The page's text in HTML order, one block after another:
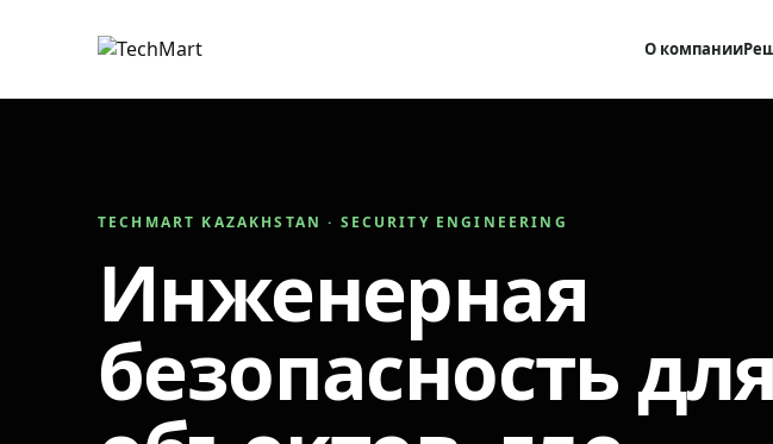
О компании
TECHMART KAZAKHSTAN · SECURITY ENGINEERING
Инженерная
безопасность для